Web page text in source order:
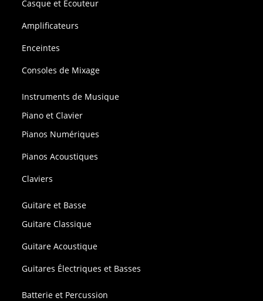
Casque et Ecouteur
Amplificateurs
Enceintes
Consoles de Mixage
Instruments de Musique
Piano et Clavier
Pianos Numériques
Pianos Acoustiques
Claviers
Guitare et Basse
Guitare Classique
Guitare Acoustique
Guitares Électriques et Basses
Batterie et Percussion